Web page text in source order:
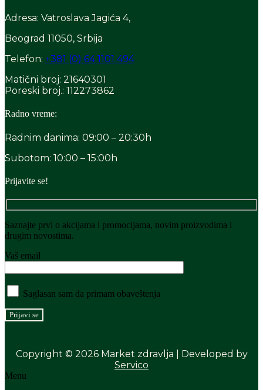
Adresa: Vatroslava Jagića 4,
Beograd 11050, Srbija
Telefon: +381 (0) 64 1101 494
Matični broj: 21640301
Poreski broj.: 112273862
Radno vreme:
Radnim danima: 09:00 – 20:30h
Subotom: 10:00 – 15:00h
Prijavite se!
Saznajte prvi o akcijama i promocijama, novim proizvodima i
drugim novostima.
Vaš email
Saglasan sam da primam obaveštenja
Copyright © 2026 Market zdravlja | Developed by
Servico
Menu